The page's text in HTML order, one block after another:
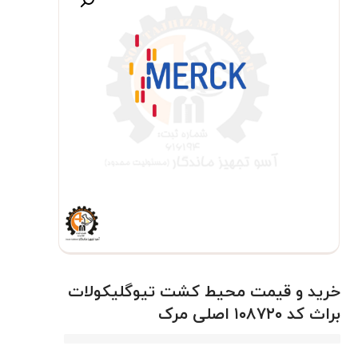
خرید و قیمت محیط کشت تیوگلیکولات
براث کد ۱۰۸۷۲۰ اصلی مرک